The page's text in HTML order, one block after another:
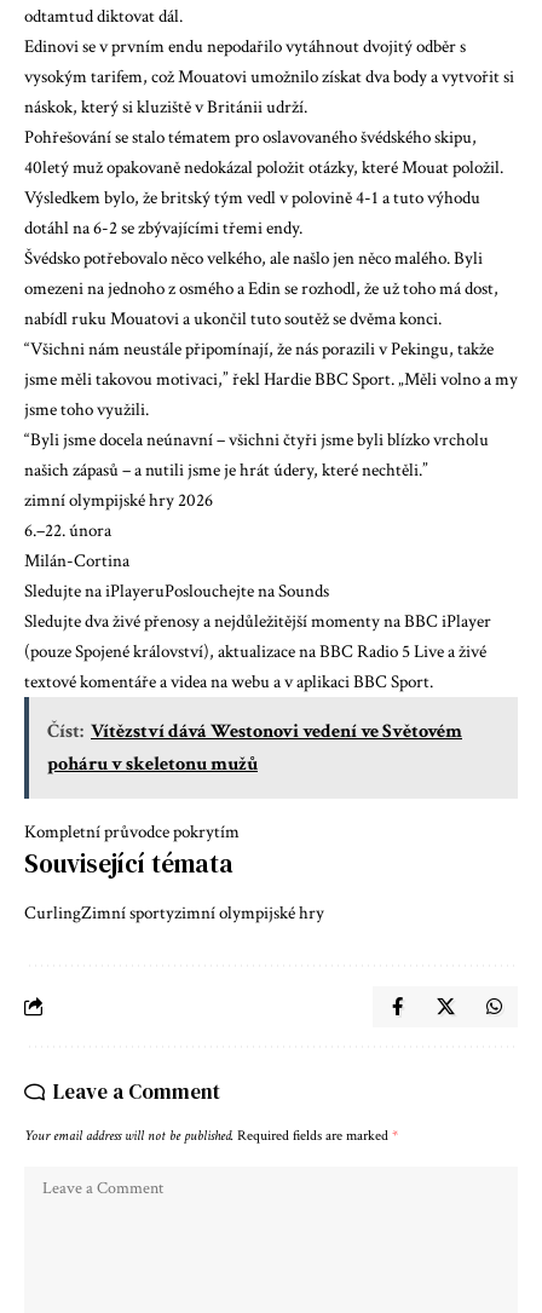
odtamtud diktovat dál.
Edinovi se v prvním endu nepodařilo vytáhnout dvojitý odběr s
vysokým tarifem, což Mouatovi umožnilo získat dva body a vytvořit si
náskok, který si kluziště v Británii udrží.
Pohřešování se stalo tématem pro oslavovaného švédského skipu,
40letý muž opakovaně nedokázal položit otázky, které Mouat položil.
Výsledkem bylo, že britský tým vedl v polovině 4-1 a tuto výhodu
dotáhl na 6-2 se zbývajícími třemi endy.
Švédsko potřebovalo něco velkého, ale našlo jen něco malého. Byli
omezeni na jednoho z osmého a Edin se rozhodl, že už toho má dost,
nabídl ruku Mouatovi a ukončil tuto soutěž se dvěma konci.
“Všichni nám neustále připomínají, že nás porazili v Pekingu, takže
jsme měli takovou motivaci,” řekl Hardie BBC Sport. „Měli volno a my
jsme toho využili.
“Byli jsme docela neúnavní – všichni čtyři jsme byli blízko vrcholu
našich zápasů – a nutili jsme je hrát údery, které nechtěli.”
zimní olympijské hry 2026
6.–22. února
Milán-Cortina
Sledujte na iPlayeruPoslouchejte na Sounds
Sledujte dva živé přenosy a nejdůležitější momenty na BBC iPlayer
(pouze Spojené království), aktualizace na BBC Radio 5 Live a živé
textové komentáře a videa na webu a v aplikaci BBC Sport.
Číst: Vítězství dává Westonovi vedení ve Světovém
poháru v skeletonu mužů
Kompletní průvodce pokrytím
Související témata
CurlingZimní sportyzimní olympijské hry
Leave a Comment
Your email address will not be published. Required fields are marked *